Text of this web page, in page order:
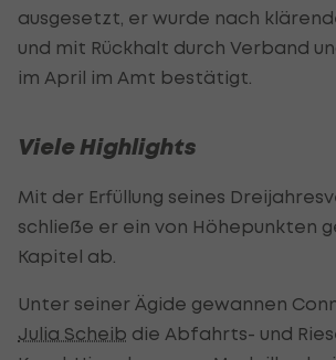
ausgesetzt, er wurde nach
und mit Rückhalt durch Verband
im April im Amt bestätigt.
Viele Highlights
Mit der Erfüllung seines
schließe er ein von Höhepunkten
Kapitel ab.
Unter seiner Ägide gewannen
Julia Scheib die Abfahrts- und